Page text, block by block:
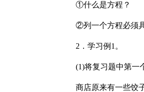
①什么是方程？
②列一个方程必须
2．学习例1。
(1)将复习题中第一
商店原来有一些饺